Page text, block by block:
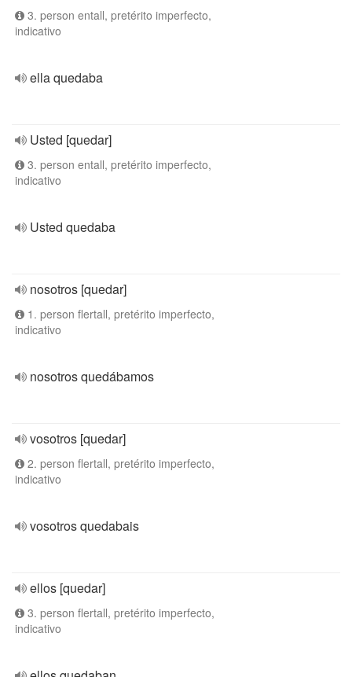
3. person entall, pretérito imperfecto,
indicativo
ella quedaba
Usted [quedar]
3. person entall, pretérito imperfecto,
indicativo
Usted quedaba
nosotros [quedar]
1. person flertall, pretérito imperfecto,
indicativo
nosotros quedábamos
vosotros [quedar]
2. person flertall, pretérito imperfecto,
indicativo
vosotros quedabais
ellos [quedar]
3. person flertall, pretérito imperfecto,
indicativo